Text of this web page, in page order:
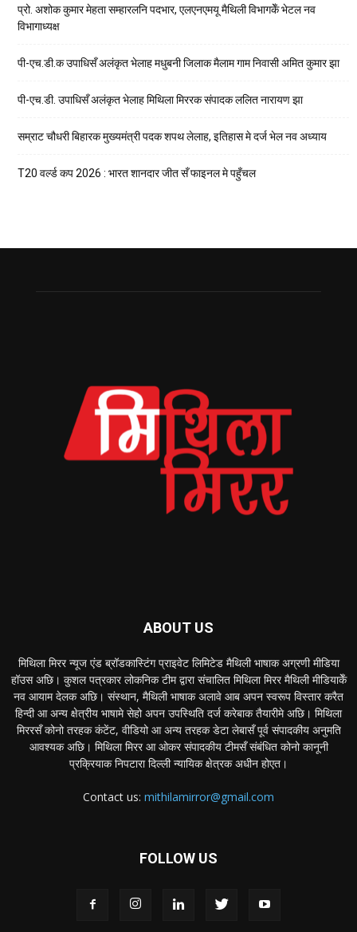
प्रो. अशोक कुमार मेहता सम्हारलनि पदभार, एलएनएमयू मैथिली विभागकेँ भेटल नव
विभागाध्यक्ष
पी-एच.डी.क उपाधिसँ अलंकृत भेलाह मधुबनी जिलाक मैलाम गाम निवासी अमित कुमार झा
पी-एच.डी. उपाधिसँ अलंकृत भेलाह मिथिला मिररक संपादक ललित नारायण झा
सम्राट चौधरी बिहारक मुख्यमंत्री पदक शपथ लेलाह, इतिहास मे दर्ज भेल नव अध्याय
T20 वर्ल्ड कप 2026 : भारत शानदार जीत सँ फाइनल मे पहुँचल
ABOUT US
मिथिला मिरर न्यूज एंड ब्रॉडकास्टिंग प्राइवेट लिमिटेड मैथिली भाषाक अग्रणी मीडिया
हॉउस अछि। कुशल पत्रकार लोकनिक टीम द्वारा संचालित मिथिला मिरर मैथिली मीडियाकेँ
नव आयाम देलक अछि। संस्थान, मैथिली भाषाक अलावे आब अपन स्वरूप विस्तार करैत
हिन्दी आ अन्य क्षेत्रीय भाषामे सेहो अपन उपस्थिति दर्ज करेबाक तैयारीमे अछि। मिथिला
मिररसँ कोनो तरहक कंटेंट, वीडियो आ अन्य तरहक डेटा लेबासँ पूर्व संपादकीय अनुमति
आवश्यक अछि। मिथिला मिरर आ ओकर संपादकीय टीमसँ संबंधित कोनो कानूनी
प्रक्रियाक निपटारा दिल्ली न्यायिक क्षेत्रक अधीन होएत।
Contact us: mithilamirror@gmail.com
FOLLOW US